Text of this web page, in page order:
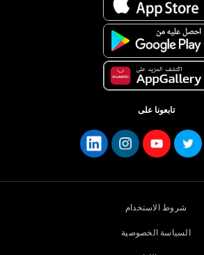
تابعونا على
شروط الاستخدام
السياسة الخصوصية